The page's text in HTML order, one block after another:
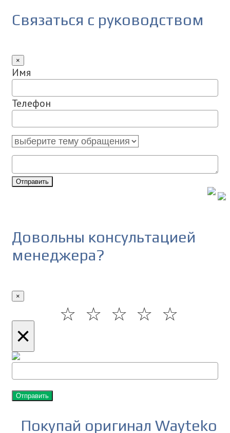
Связаться с руководством
×
Имя
Телефон
Отправить
Довольны консультацией
менеджера?
×
☆
☆
☆
☆
☆
×
Отправить
Покупай оригинал Wayteko